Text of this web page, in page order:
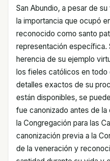
San Abundio, a pesar de
la importancia que ocupó
reconocido como santo
representación específica.
herencia de su ejemplo
los fieles católicos en todo
detalles exactos de su
están disponibles, se
fue canonizado antes de
la Congregación para las
canonización previa a la
de la veneración y